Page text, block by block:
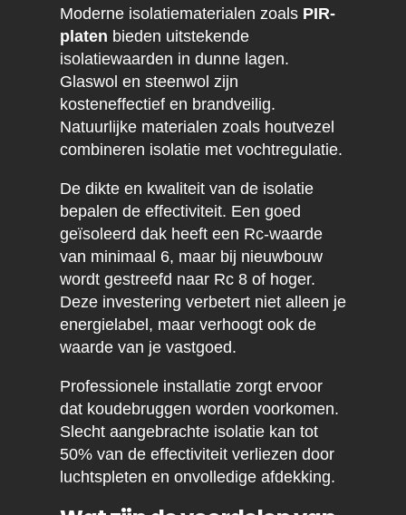
Moderne isolatiematerialen zoals PIR-
platen bieden uitstekende
isolatiewaarden in dunne lagen.
Glaswol en steenwol zijn
kosteneffectief en brandveilig.
Natuurlijke materialen zoals houtvezel
combineren isolatie met vochtregulatie.
De dikte en kwaliteit van de isolatie
bepalen de effectiviteit. Een goed
geïsoleerd dak heeft een Rc-waarde
van minimaal 6, maar bij nieuwbouw
wordt gestreefd naar Rc 8 of hoger.
Deze investering verbetert niet alleen je
energielabel, maar verhoogt ook de
waarde van je vastgoed.
Professionele installatie zorgt ervoor
dat koudebruggen worden voorkomen.
Slecht aangebrachte isolatie kan tot
50% van de effectiviteit verliezen door
luchtspleten en onvolledige afdekking.